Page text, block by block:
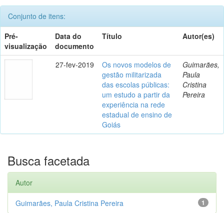
Conjunto de itens:
Pré-
visualização
Data do
documento
Título Autor(es)
27-fev-2019
Os novos modelos de
gestão militarizada
das escolas públicas:
um estudo a partir da
experiência na rede
estadual de ensino de
Goiás
Guimarães,
Paula
Cristina
Pereira
Busca facetada
Autor
1
Guimarães, Paula Cristina Pereira